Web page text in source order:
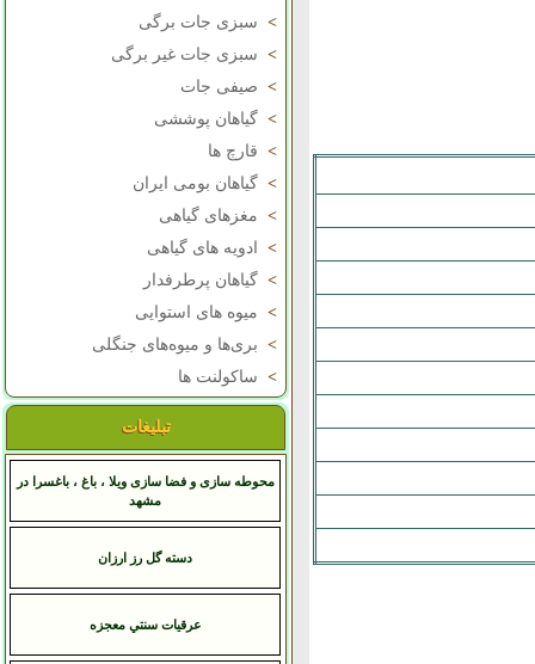
> سبزی جات برگی
> سبزی جات غیر برگی
> صیفی جات
> گیاهان پوششی
> قارچ ها
> گیاهان بومی ایران
> مغزهای گیاهی
>
ادویه های گیاهی
> گیاهان پرطرفدار
> میوه های استوایی
> بری‌ها و میوه‌های جنگلی
> ساکولنت ها
تبلیغات
محوطه سازی و فضا سازی ویلا ، باغ ، باغسرا در
مشهد
دسته گل رز ارزان
عرقيات سنتي معجزه